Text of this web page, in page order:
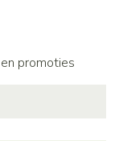
promoties